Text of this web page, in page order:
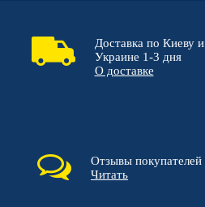
Доставка по Киеву и
Украине 1-3 дня
О доставке
Отзывы покупателей
Читать